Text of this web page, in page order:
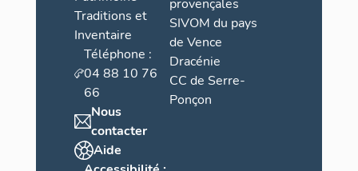
Traditions et
Inventaire
Téléphone :
04 88 10 76
66
Nous
contacter
Aide
provençales
SIVOM du pays
de Vence
Dracénie
CC de Serre-
Ponçon